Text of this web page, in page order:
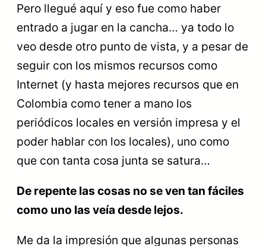
Pero llegué aquí y eso fue como haber
entrado a jugar en la cancha… ya todo lo
veo desde otro punto de vista, y a pesar de
seguir con los mismos recursos como
Internet (y hasta mejores recursos que en
Colombia como tener a mano los
periódicos locales en versión impresa y el
poder hablar con los locales), uno como
que con tanta cosa junta se satura…
De repente las cosas no se ven tan fáciles
como uno las veía desde lejos.
Me da la impresión que algunas personas